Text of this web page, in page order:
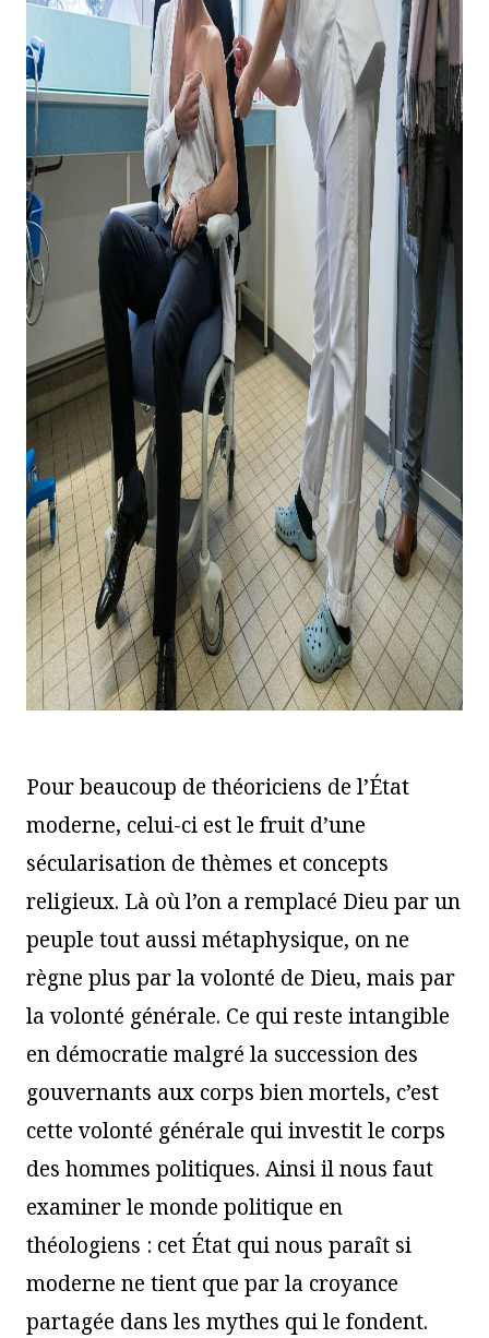
Pour beaucoup de théoriciens de l’État
moderne, celui-ci est le fruit d’une
sécularisation de thèmes et concepts
religieux. Là où l’on a remplacé Dieu par un
peuple tout aussi métaphysique, on ne
règne plus par la volonté de Dieu, mais par
la volonté générale. Ce qui reste intangible
en démocratie malgré la succession des
gouvernants aux corps bien mortels, c’est
cette volonté générale qui investit le corps
des hommes politiques. Ainsi il nous faut
examiner le monde politique en
théologiens : cet État qui nous paraît si
moderne ne tient que par la croyance
partagée dans les mythes qui le fondent.